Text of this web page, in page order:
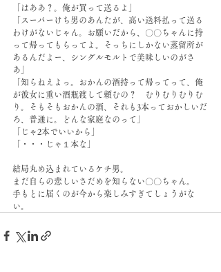
「はああ？。俺が買って送るよ」
「スーパーけち男のあんたが、高い送料払って送る
わけがないじゃん。お願いだから、〇〇ちゃんに持
って帰ってもらってよ。そっちにしかない蒸留所が
あるんだよー、シングルモルトで美味しいのがさ
あ」
「知らねえよっ。おかんの酒持って帰ってって、俺
が彼女に重い酒瓶渡して頼むの？　むりむりむりむ
り。そもそもおかんの酒、それも3本っておかしいだ
ろ、普通に。どんな家庭なのって」
「じゃ2本でいいから」
「・・・じゃ１本な」
結局丸め込まれているケチ男。
まだ自らの悲しいさだめを知らない〇〇ちゃん。
手もとに届くのが今から楽しみすぎてしょうがな
い。